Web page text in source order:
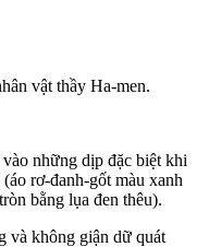
vật thầy Ha-men.
những dịp đặc biệt khi
rơ-đanh-gốt màu xanh
bằng lụa đen thêu).
và không giận dữ quát